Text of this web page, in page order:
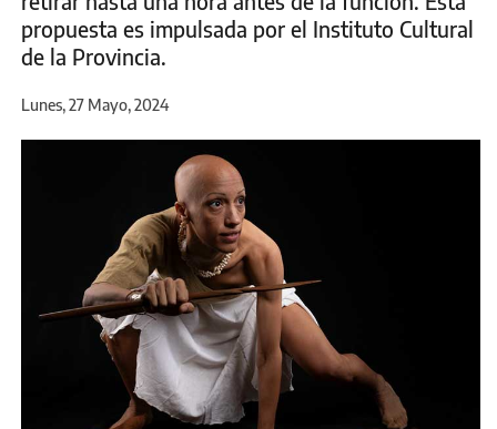
propuesta es impulsada por el Instituto Cultural
de la Provincia.
Lunes, 27 Mayo, 2024